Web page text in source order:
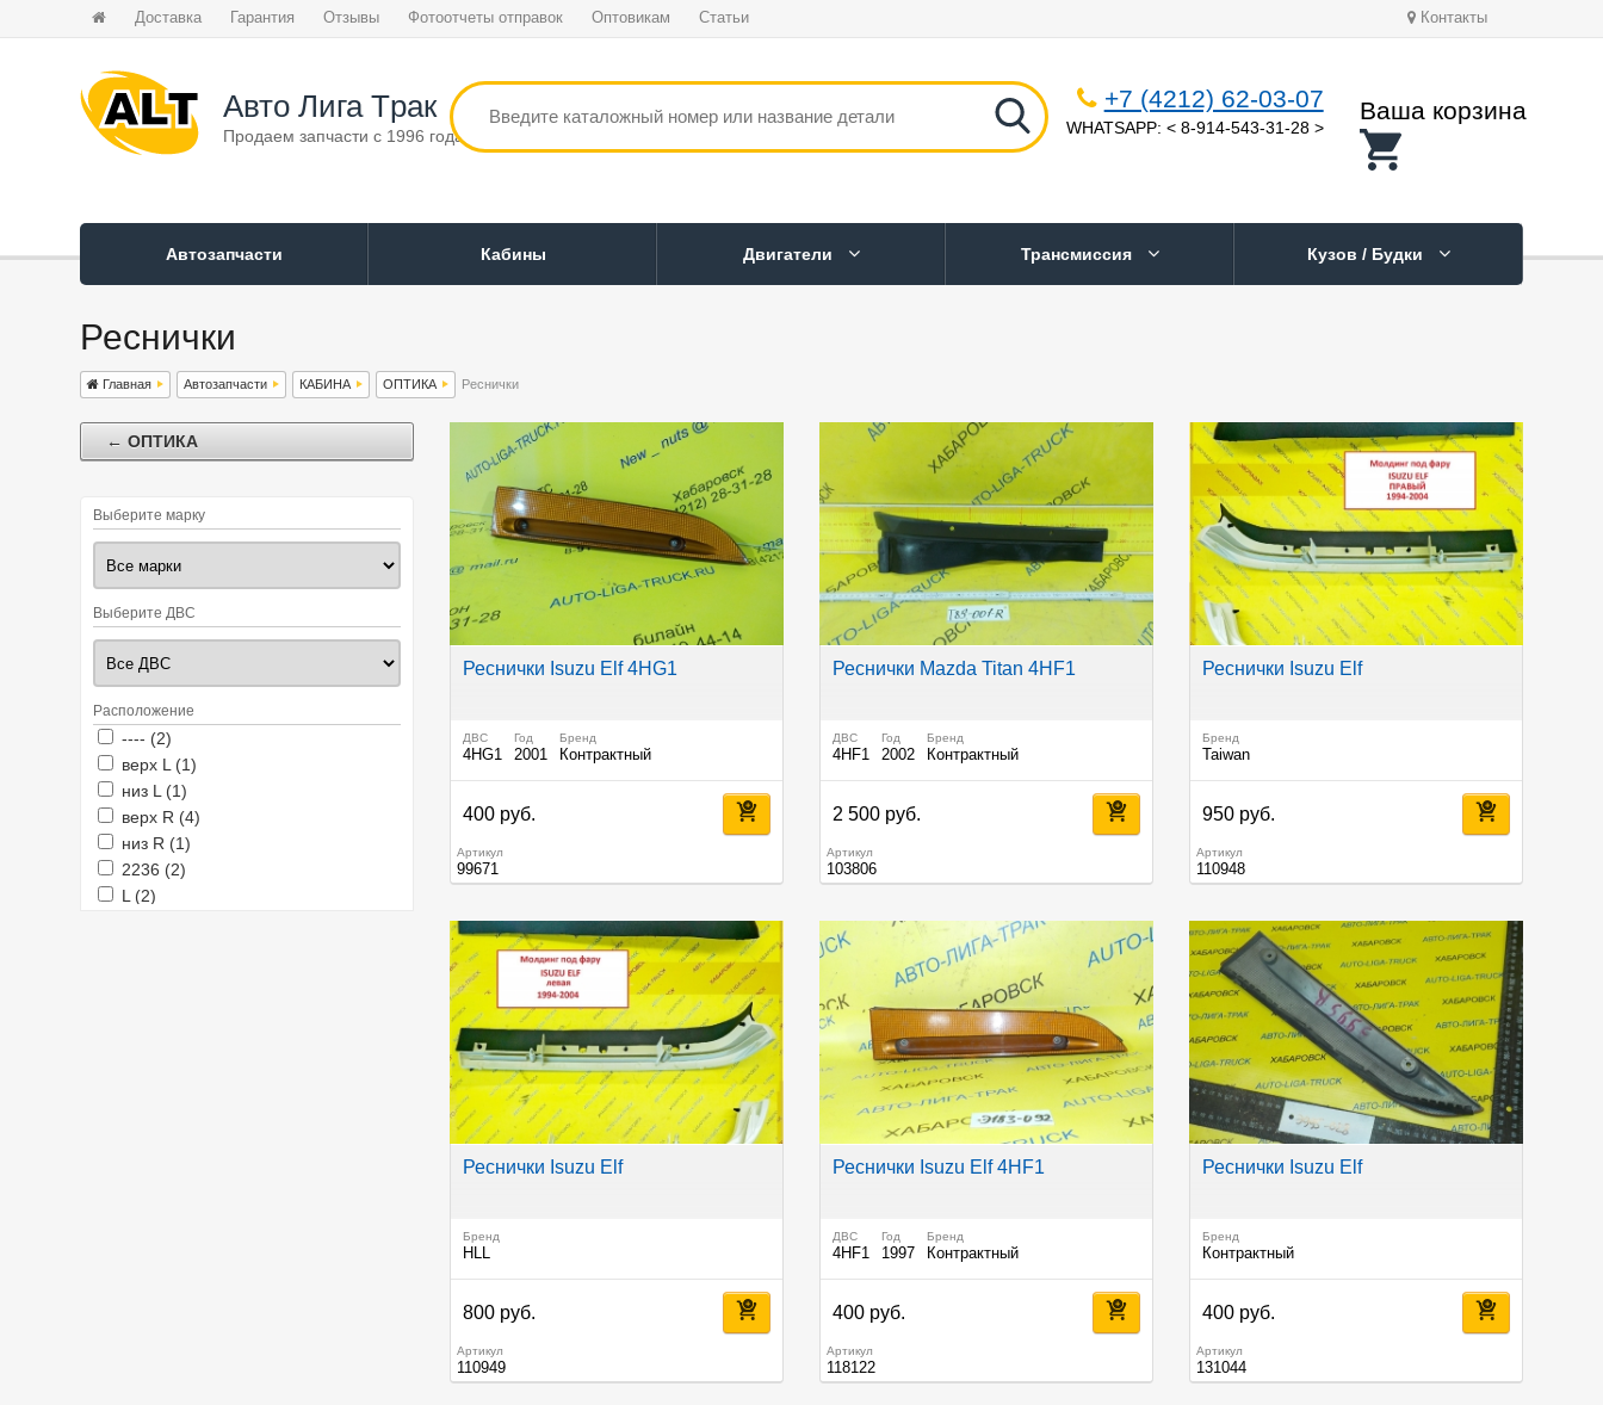
Доставка Гарантия Отзывы Фотоотчеты отправок Оптовикам Статьи Контакты
Авто Лига Tрак
Продаем запчасти с 1996 года
+7 (4212) 62-03-07
WHATSAPP: < 8-914-543-31-28 >
Ваша корзина
Автозапчасти Кабины Двигатели Трансмиссия Кузов / Будки
Реснички
Главная Автозапчасти КАБИНА ОПТИКА Реснички
← ОПТИКА
Выберите марку
Выберите ДВС
Расположение
Apply ---- filter
---- (2)
Apply верх L filter
верх L (1)
Apply низ L filter
низ L (1)
Apply верх R filter
верх R (4)
Apply низ R filter
низ R (1)
Apply 2236 filter
2236 (2)
Apply L filter
L (2)
Реснички Isuzu Elf 4HG1
ДВС
4HG1
Год
2001
Бренд
Контрактный
400 руб.
Артикул
99671
Реснички Mazda Titan 4HF1
ДВС
4HF1
Год
2002
Бренд
Контрактный
2 500 руб.
Артикул
103806
Реснички Isuzu Elf
Бренд
Taiwan
950 руб.
Артикул
110948
Реснички Isuzu Elf
Бренд
HLL
800 руб.
Артикул
110949
Реснички Isuzu Elf 4HF1
ДВС
4HF1
Год
1997
Бренд
Контрактный
400 руб.
Артикул
118122
Реснички Isuzu Elf
Бренд
Контрактный
400 руб.
Артикул
131044